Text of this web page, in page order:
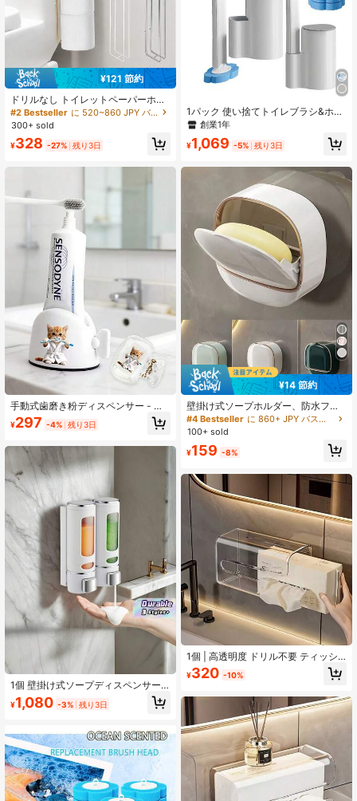
¥121 節約
ドリルなし トイレットペーパーホル
ダー、アイアンアート バスルームテ
ィッシュ/タオルラック、タオルハン
ガー、壁に穴を開ける必要なし、キ
ッチンやバスルームの収納に適し、
バスルームアクセサリー、新学期シ
ーズンの必需品
#2 Bestseller
に 520~860 JPY バスルームアクセサリー＆アクセサリーセット
300+ sold
¥328 -27% 残り3日
手動式歯磨き粉ディスペンサー - 無
駄なく、歯ブラシカバー付き、使い
やすいスクイーザー、白いバスロー
磨いているプリントデザイン、携帯
用歯ブラシホルダー、デイリーの歯
ブラシケア、ポータブル歯ブラシカ
バー、バスルームの整理に最適、自
宅、ビジネス旅行、日常使用、アウ
トドア活動に最適な必需品のバスル
ームアクセサリー、歯磨き粉やヘア
ダイにも最適、自宅やサロンでの使
用に最適。
¥297 -4% 残り3日
1個 壁掛け式ソープディスペンサー
透明窓付き、電気不要、簡単取り付
け、バスルーム、キッチン、ホテ
学校シーズンバスルームアクセサリ
ー
¥1,080 -3% 残り3日
1パック 使い捨てトイレブラシ&ホル
ダーセット、延長ハンドル付き 6個
ラシ、トイレボウルクリーナー、バ
ブルー (オーシャンフレッシュの香
創業1年
¥1,069 -5% 残り3日
¥14 節約
壁掛け式ソープホルダー、防水フリ
ップトップデザイン、ミニマリスト
ソープディッシュ、ユニセックス、
チン、バスルーム、シャワー、ホー
ルーム収納アクセサリー、旅行必需
品シャワーバスケットに適していま
す
#4 Bestseller
に 860+ JPY バスルームアクセサリー＆アクセサリーセット
100+ sold
¥159 -8%
1個 | 高透明度 ドリル不要 ティッシ
ュボックス、壁掛け ドリル不要 ペー
パータオルホルダー、バスルーム ト
ム、キッチン、旅行、バレンタイン
デー旅行ギフト、パーティーギフト
に適しています
¥320 -10%